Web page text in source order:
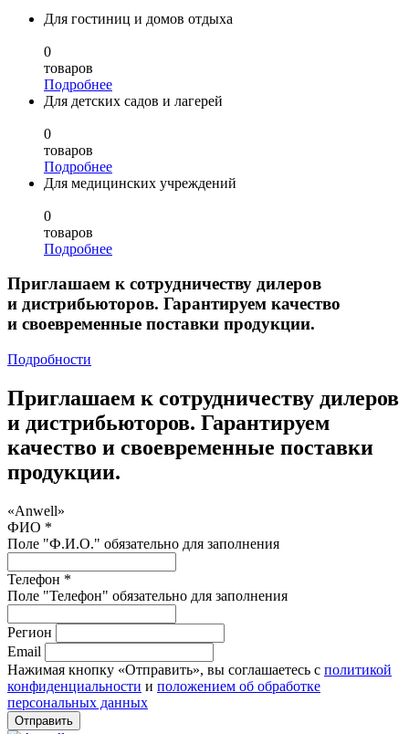
Для гостиниц и домов отдыха
0
товаров
Подробнее
Для детских садов и лагерей
0
товаров
Подробнее
Для медицинских учреждений
0
товаров
Подробнее
Приглашаем к сотрудничеству дилеров
и дистрибьюторов. Гарантируем качество
и своевременные поставки продукции.
Подробности
Приглашаем к сотрудничеству дилеров
и дистрибьюторов. Гарантируем
качество и своевременные поставки
продукции.
«Anwell»
ФИО *
Поле "Ф.И.О." обязательно для заполнения
Телефон *
Поле "Телефон" обязательно для заполнения
Регион
Email
Нажимая кнопку «Отправить», вы соглашаетесь с политикой
конфиденциальности и положением об обработке
персональных данных
Отправить